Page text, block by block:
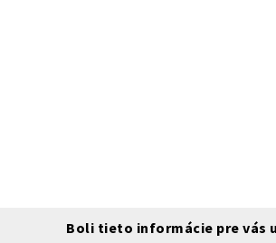
Boli tieto informácie pre vás